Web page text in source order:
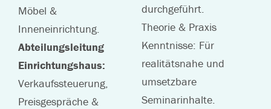
Möbel &
Inneneinrichtung.
Abteilungsleitung
Einrichtungshaus:
Verkaufssteuerung,
Preisgespräche &
durchgeführt.
Theorie & Praxis
Kenntnisse: Für
realitätsnahe und
umsetzbare
Seminarinhalte.